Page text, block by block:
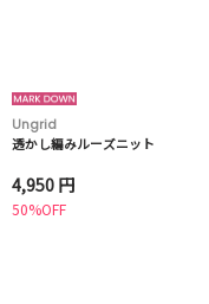
Ungrid
透かし編みルーズニット
4,950 円
50%OFF